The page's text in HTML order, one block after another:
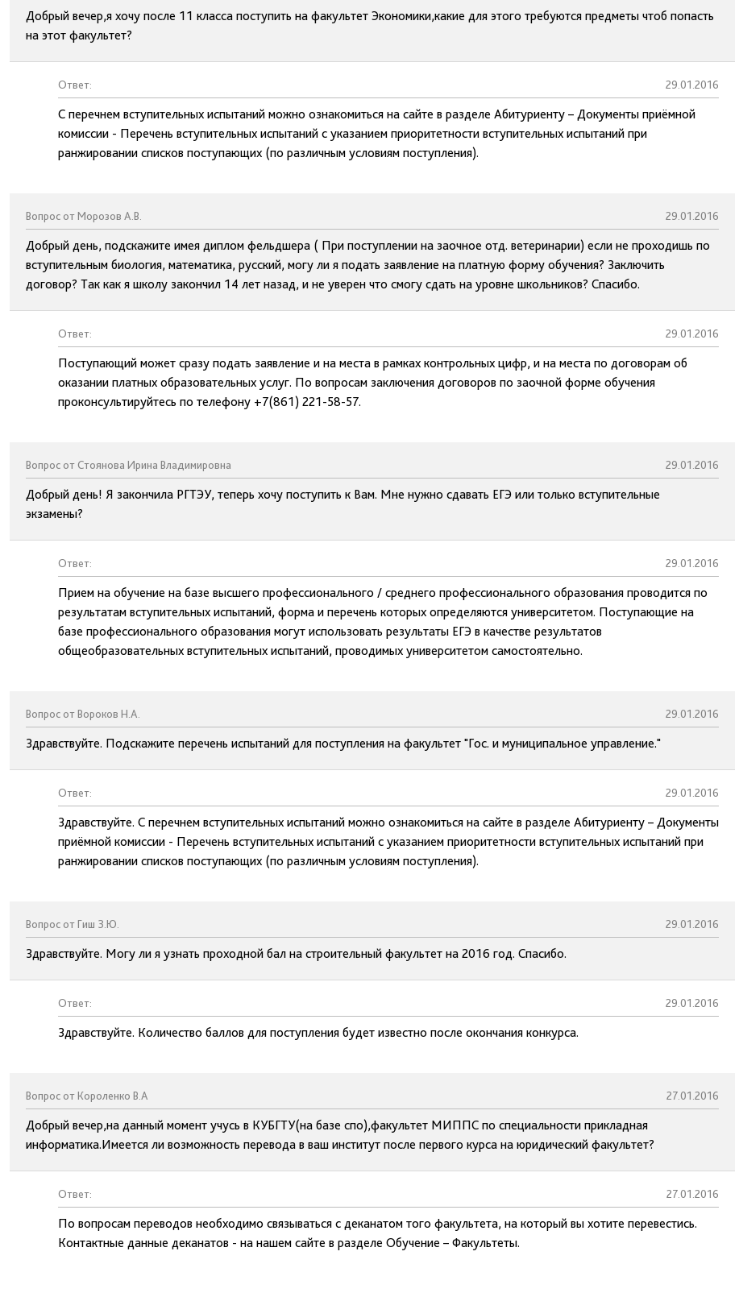
Добрый вечер,я хочу после 11 класса поступить на факультет Экономики,какие для этого требуются предметы чтоб попасть
на этот факультет?
Ответ: 29.01.2016
С перечнем вступительных испытаний можно ознакомиться на сайте в разделе Абитуриенту – Документы приёмной
комиссии - Перечень вступительных испытаний с указанием приоритетности вступительных испытаний при
ранжировании списков поступающих (по различным условиям поступления).
Вопрос от Морозов А.В. 29.01.2016
Добрый день, подскажите имея диплом фельдшера ( При поступлении на заочное отд. ветеринарии) если не проходишь по
вступительным биология, математика, русский, могу ли я подать заявление на платную форму обучения? Заключить
договор? Так как я школу закончил 14 лет назад, и не уверен что смогу сдать на уровне школьников? Спасибо.
Ответ: 29.01.2016
Поступающий может сразу подать заявление и на места в рамках контрольных цифр, и на места по договорам об
оказании платных образовательных услуг. По вопросам заключения договоров по заочной форме обучения
проконсультируйтесь по телефону +7(861) 221-58-57.
Вопрос от Стоянова Ирина Владимировна 29.01.2016
Добрый день! Я закончила РГТЭУ, теперь хочу поступить к Вам. Мне нужно сдавать ЕГЭ или только вступительные
экзамены?
Ответ: 29.01.2016
Прием на обучение на базе высшего профессионального / среднего профессионального образования проводится по
результатам вступительных испытаний, форма и перечень которых определяются университетом. Поступающие на
базе профессионального образования могут использовать результаты ЕГЭ в качестве результатов
общеобразовательных вступительных испытаний, проводимых университетом самостоятельно.
Вопрос от Вороков Н.А. 29.01.2016
Здравствуйте. Подскажите перечень испытаний для поступления на факультет "Гос. и муниципальное управление."
Ответ: 29.01.2016
Здравствуйте. С перечнем вступительных испытаний можно ознакомиться на сайте в разделе Абитуриенту – Документы
приёмной комиссии - Перечень вступительных испытаний с указанием приоритетности вступительных испытаний при
ранжировании списков поступающих (по различным условиям поступления).
Вопрос от Гиш З.Ю. 29.01.2016
Здравствуйте. Могу ли я узнать проходной бал на строительный факультет на 2016 год. Спасибо.
Ответ: 29.01.2016
Здравствуйте. Количество баллов для поступления будет известно после окончания конкурса.
Вопрос от Короленко В.А 27.01.2016
Добрый вечер,на данный момент учусь в КУБГТУ(на базе спо),факультет МИППС по специальности прикладная
информатика.Имеется ли возможность перевода в ваш институт после первого курса на юридический факультет?
Ответ: 27.01.2016
По вопросам переводов необходимо связываться с деканатом того факультета, на который вы хотите перевестись.
Контактные данные деканатов - на нашем сайте в разделе Обучение – Факультеты.